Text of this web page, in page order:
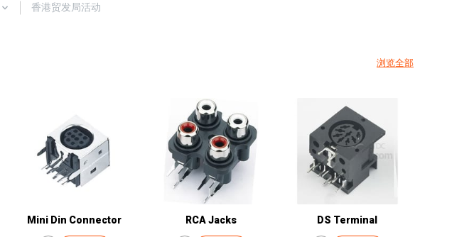
香港贸发局活动
浏览全部
Mini Din Connector RCA Jacks DS Terminal